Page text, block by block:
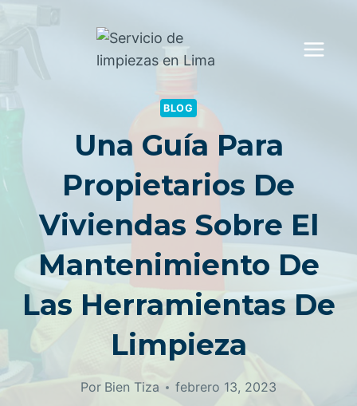
BLOG
Una Guía Para
Propietarios De
Viviendas Sobre El
Mantenimiento De
Las Herramientas De
Limpieza
Por Bien Tiza febrero 13, 2023